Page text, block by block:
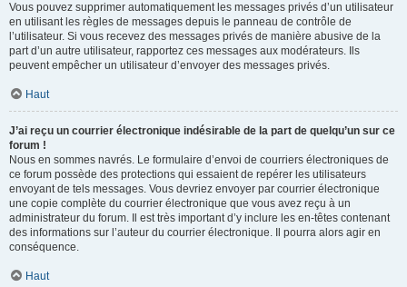
Vous pouvez supprimer automatiquement les messages privés d’un utilisateur
en utilisant les règles de messages depuis le panneau de contrôle de
l’utilisateur. Si vous recevez des messages privés de manière abusive de la
part d’un autre utilisateur, rapportez ces messages aux modérateurs. Ils
peuvent empêcher un utilisateur d’envoyer des messages privés.
Haut
J’ai reçu un courrier électronique indésirable de la part de quelqu’un sur ce
forum !
Nous en sommes navrés. Le formulaire d’envoi de courriers électroniques de
ce forum possède des protections qui essaient de repérer les utilisateurs
envoyant de tels messages. Vous devriez envoyer par courrier électronique
une copie complète du courrier électronique que vous avez reçu à un
administrateur du forum. Il est très important d’y inclure les en-têtes contenant
des informations sur l’auteur du courrier électronique. Il pourra alors agir en
conséquence.
Haut